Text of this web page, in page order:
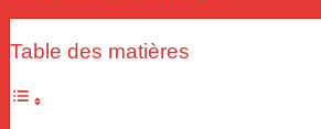
Table des matières